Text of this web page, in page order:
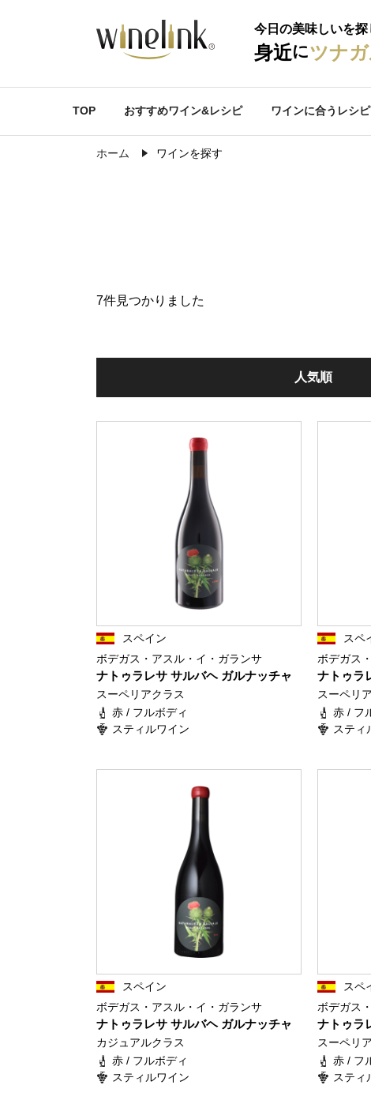
今日の美味しいを探
身近にツナ
TOP おすすめワイン&レシピ ワインに合うレシピ
ホーム ワインを探す
7件見つかりました
人気順
スペイン
ボデガス・アスル・イ・ガランサ
ナトゥラレサ サルバヘ ガルナッチャ
スーペリアクラス
赤 / フルボディ
スティルワイン
スペ
ボデガス
ナトゥラ
スーペリ
赤 / フ
スティ
スペイン
ボデガス・アスル・イ・ガランサ
ナトゥラレサ サルバヘ ガルナッチャ
カジュアルクラス
赤 / フルボディ
スティルワイン
スペ
ボデガス
ナトゥラ
スーペリ
赤 / フ
スティ